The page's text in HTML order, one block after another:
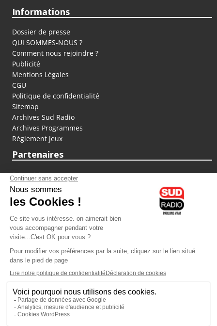
Informations
Dossier de presse
QUI SOMMES-NOUS ?
Comment nous rejoindre ?
Publicité
Mentions Légales
CGU
Politique de confidentialité
Sitemap
Archives Sud Radio
Archives Programmes
Règlement jeux
Partenaires
fiducial.fr
lyoncapitale.fr
olympique-et-lyonnais.com
L'application Iphone / Android
Téléchargez l'application
Les cookies
Gestion des cookies
Crédit photos : ©Sud Radio / Pierre Olivier